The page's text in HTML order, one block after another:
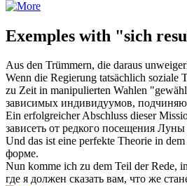
Exemples with "sich
Aus den Trümmern, die daraus
Wenn die Regierung tatsächlich soziale
zu Zeit in manipulierten Wahlen
зависимых индивидуумов,
Ein erfolgreicher Abschluss dieser
зависеть от редкого посещения
Und das ist eine perfekte Theorie in
форме.
Nun komme ich zu dem Teil der Rede,
где я должен сказать вам, что же